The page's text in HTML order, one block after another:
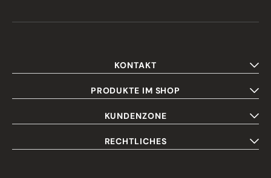
KONTAKT
PRODUKTE IM SHOP
KUNDENZONE
RECHTLICHES